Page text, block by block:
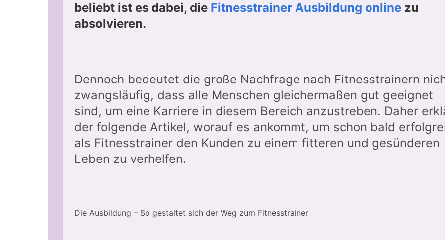
beliebt ist es dabei, die Fitnesstrainer Ausbildung online zu
absolvieren.
Dennoch bedeutet die große Nachfrage nach Fitnesstrainern
zwangsläufig, dass alle Menschen gleichermaßen gut geeignet
sind, um eine Karriere in diesem Bereich anzustreben. Daher
der folgende Artikel, worauf es ankommt, um schon bald
als Fitnesstrainer den Kunden zu einem fitteren und gesünderen
Leben zu verhelfen.
Die Ausbildung – So gestaltet sich der Weg zum Fitnesstrainer